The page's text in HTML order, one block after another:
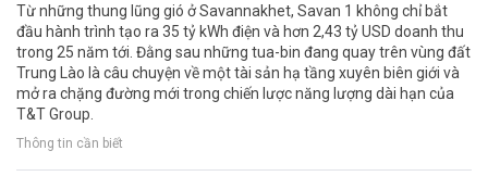
Từ những thung lũng gió ở Savannakhet, Savan 1 không chỉ bắt
đầu hành trình tạo ra 35 tỷ kWh điện và hơn 2,43 tỷ USD doanh thu
trong 25 năm tới. Đằng sau những tua-bin đang quay trên vùng đất
Trung Lào là câu chuyện về một tài sản hạ tầng xuyên biên giới và
mở ra chặng đường mới trong chiến lược năng lượng dài hạn của
T&T Group.
Thông tin cần biết